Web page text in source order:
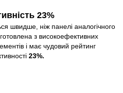
23%
швидше, ніж панелі аналогічного
з високоефективних
і має чудовий рейтинг
23%.